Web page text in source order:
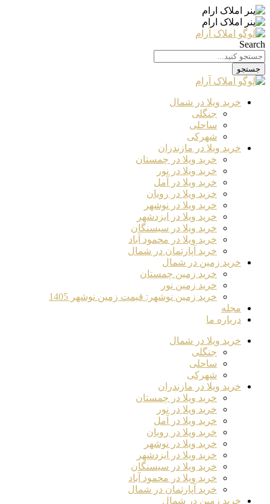
Search
جستجو
خرید ویلا در شمال
جنگلی
ساحلی
شهرکی
خرید ویلا در مازندران
خرید ویلا در چمستان
خرید ویلا در نور
خرید ویلا در آمل
خرید ویلا در رویان
خرید ویلا در نوشهر
خرید ویلا در ایزدشهر
خرید ویلا در سیسنگان
خرید ویلا در محمود آباد
خرید آپارتمان در شمال
خرید زمین در شمال
خرید زمین چمستان
خرید زمین نور
خرید زمین نوشهر: قیمت زمین نوشهر 1405
مجله
درباره ما
خرید ویلا در شمال
جنگلی
ساحلی
شهرکی
خرید ویلا در مازندران
خرید ویلا در چمستان
خرید ویلا در نور
خرید ویلا در آمل
خرید ویلا در رویان
خرید ویلا در نوشهر
خرید ویلا در ایزدشهر
خرید ویلا در سیسنگان
خرید ویلا در محمود آباد
خرید آپارتمان در شمال
خرید زمین در شمال